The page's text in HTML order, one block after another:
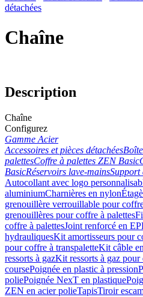
détachées
Chaîne
Description
Chaîne
Configurez
Gamme Acier
Accessoires et pièces détachées
palettesCoffre à palettes ZEN Basic
BasicRéservoirs lave-mainsSupport
Autocollant avec logo
aluminiumCharnières en nylon
grenouillère verrouillable pour
grenouillères pour coffre à palettes
coffre à palettesJoint renforcé en
hydrauliquesKit amortisseurs pour
pour coffre à transpaletteKit câble
ressorts à gazKit ressorts à gaz pour
coursePoignée en plastic à pression
poliePoignée NexT en plastique
ZEN en acier polieTapisTiroir